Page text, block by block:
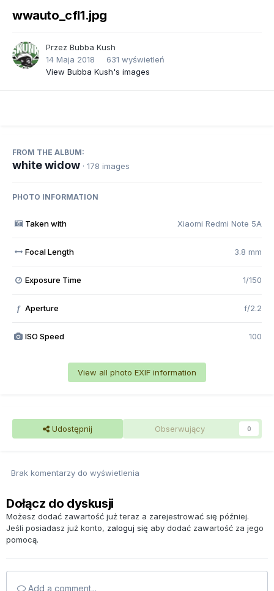
wwauto_cfl1.jpg
Przez Bubba Kush
14 Maja 2018
631 wyświetleń
View Bubba Kush's images
FROM THE ALBUM:
white widow · 178 images
PHOTO INFORMATION
Taken with Xiaomi Redmi Note 5A
Focal Length 3.8 mm
Exposure Time 1/150
f Aperture f/2.2
ISO Speed 100
View all photo EXIF information
Udostępnij Obserwujący 0
Brak komentarzy do wyświetlenia
Dołącz do dyskusji
Możesz dodać zawartość już teraz a zarejestrować się później.
Jeśli posiadasz już konto, zaloguj się aby dodać zawartość za jego
pomocą.
Add a comment...